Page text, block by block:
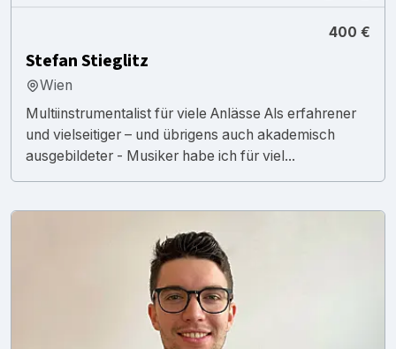
400 €
Stefan Stieglitz
Wien
Multiinstrumentalist für viele Anlässe Als erfahrener
und vielseitiger – und übrigens auch akademisch
ausgebildeter - Musiker habe ich für viel...